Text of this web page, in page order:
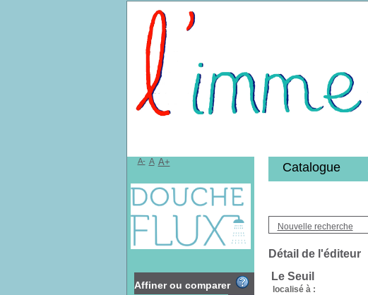
Nouvelle recherche
Détail de l'éditeur
Le Seuil
localisé à :
Catalogue
A- A A+
Affiner ou comparer